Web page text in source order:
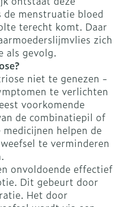
menstruatie bloed
terecht komt. Daar
zich
als gevolg.
niet te genezen -
te verlichten
voorkomende
de combinatiepil of
helpen de
te verminderen
onvoldoende effectief
Dit gebeurt door
Het door